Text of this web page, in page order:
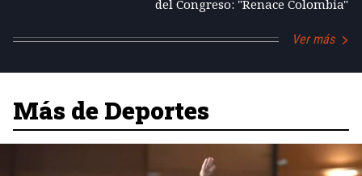
del Congreso: "Renace Colombia"
Ver más
Más de Deportes